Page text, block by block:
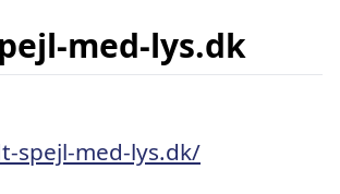
med-lys.dk
spejl-med-lys.dk/